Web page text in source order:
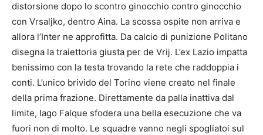
distorsione dopo lo scontro ginocchio contro ginocchio
con Vrsaljko, dentro Aina. La scossa ospite non arriva e
allora l’Inter ne approfitta. Da calcio di punizione Politano
disegna la traiettoria giusta per de Vrij. L’ex Lazio impatta
benissimo con la testa trovando la rete che raddoppia i
conti. L’unico brivido del Torino viene creato nel finale
della prima frazione. Direttamente da palla inattiva dal
limite, Iago Falque sfodera una bella esecuzione che va
fuori non di molto. Le squadre vanno negli spogliatoi sul